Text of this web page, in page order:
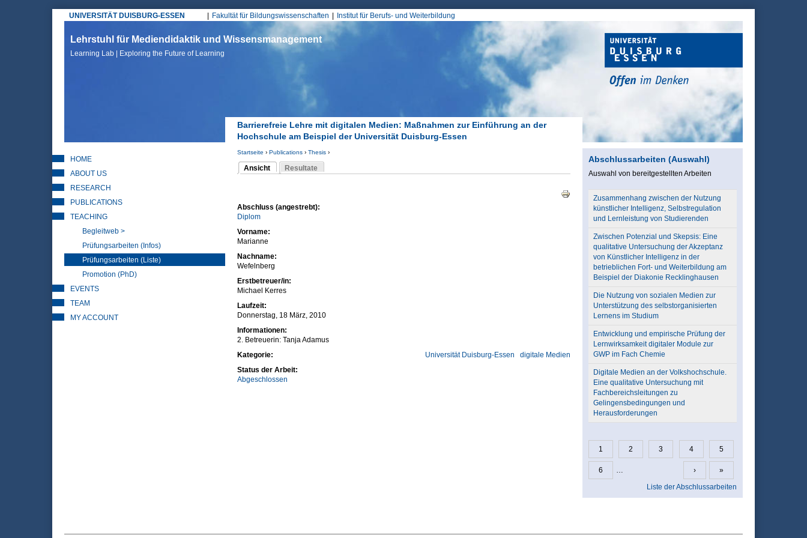
UNIVERSITÄT DUISBURG-ESSEN
Hauptmenü
Fakultät für Bildungswissenschaften Institut für Berufs- und Weiterbildung
Lehrstuhl für Mediendidaktik und Wissensmanagement
Learning Lab | Exploring the Future of Learning
Barrierefreie Lehre mit digitalen Medien: Maßnahmen zur Einführung an der
Hochschule am Beispiel der Universität Duisburg-Essen
Sie sind hier
Startseite › Publications› Thesis›
Ansicht
(aktiver Reiter)
Resultate
Abschluss (angestrebt):
Diplom
Vorname:
Marianne
Nachname:
Wefelnberg
Erstbetreuer/in:
Michael Kerres
Laufzeit:
Donnerstag, 18 März, 2010
Informationen:
2. Betreuerin: Tanja Adamus
Kategorie:
digitale Medien
Universität Duisburg-Essen
Status der Arbeit:
Abgeschlossen
HOME
ABOUT US
RESEARCH
PUBLICATIONS
TEACHING
Begleitweb >
Prüfungsarbeiten (Infos)
Prüfungsarbeiten (Liste)
Promotion (PhD)
EVENTS
TEAM
MY ACCOUNT
Abschlussarbeiten (Auswahl)
Auswahl von bereitgestellten Arbeiten
Zusammenhang zwischen der Nutzung
künstlicher Intelligenz, Selbstregulation
und Lernleistung von Studierenden
Zwischen Potenzial und Skepsis: Eine
qualitative Untersuchung der Akzeptanz
von Künstlicher Intelligenz in der
betrieblichen Fort- und Weiterbildung am
Beispiel der Diakonie Recklinghausen
Die Nutzung von sozialen Medien zur
Unterstützung des selbstorganisierten
Lernens im Studium
Entwicklung und empirische Prüfung der
Lernwirksamkeit digitaler Module zur
GWP im Fach Chemie
Digitale Medien an der Volkshochschule.
Eine qualitative Untersuchung mit
Fachbereichsleitungen zu
Gelingensbedingungen und
Herausforderungen
Seiten
1 2 3 4 5
6 … ›
»
Liste der Abschlussarbeiten